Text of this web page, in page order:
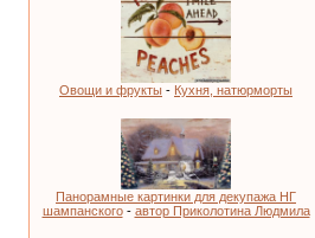
Овощи и фрукты - Кухня, натюрморты
Панорамные картинки для декупажа НГ
шампанского- автор Приколотина Людмила